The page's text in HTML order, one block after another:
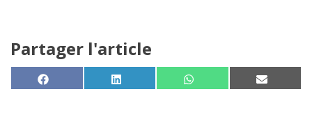
Partager l'article